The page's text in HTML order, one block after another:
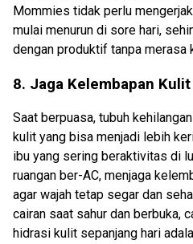
Mommies tidak perlu
mulai menurun di sore hari,
dengan produktif tanpa merasa
8. Jaga Kelembapan Kulit
Saat berpuasa, tubuh
kulit yang bisa menjadi lebih
ibu yang sering beraktivitas di
ruangan ber-AC, menjaga
agar wajah tetap segar dan
cairan saat sahur dan berbuka,
hidrasi kulit sepanjang hari